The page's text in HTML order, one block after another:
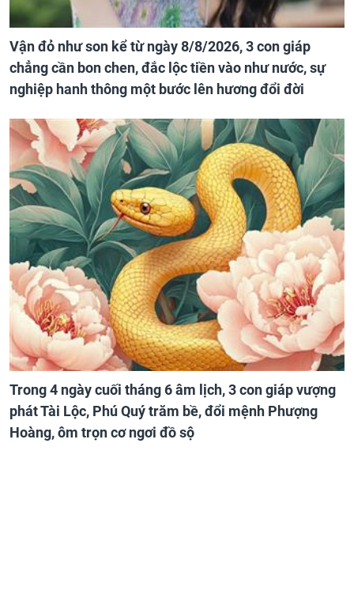
Vận đỏ như son kể từ ngày 8/8/2026, 3 con giáp
chẳng cần bon chen, đắc lộc tiền vào như nước, sự
nghiệp hanh thông một bước lên hương đổi đời
Trong 4 ngày cuối tháng 6 âm lịch, 3 con giáp vượng
phát Tài Lộc, Phú Quý trăm bề, đổi mệnh Phượng
Hoàng, ôm trọn cơ ngơi đồ sộ